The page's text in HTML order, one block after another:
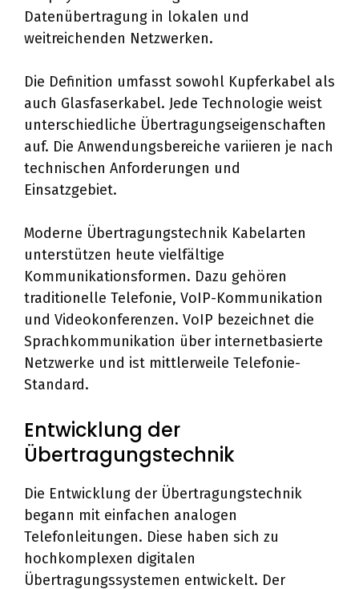
Datenübertragung in lokalen und
weitreichenden Netzwerken.
Die Definition umfasst sowohl Kupferkabel als
auch Glasfaserkabel. Jede Technologie weist
unterschiedliche Übertragungseigenschaften
auf. Die Anwendungsbereiche variieren je nach
technischen Anforderungen und
Einsatzgebiet.
Moderne Übertragungstechnik Kabelarten
unterstützen heute vielfältige
Kommunikationsformen. Dazu gehören
traditionelle Telefonie, VoIP-Kommunikation
und Videokonferenzen. VoIP bezeichnet die
Sprachkommunikation über internetbasierte
Netzwerke und ist mittlerweile Telefonie-
Standard.
Entwicklung der
Übertragungstechnik
Die Entwicklung der Übertragungstechnik
begann mit einfachen analogen
Telefonleitungen. Diese haben sich zu
hochkomplexen digitalen
Übertragungssystemen entwickelt. Der